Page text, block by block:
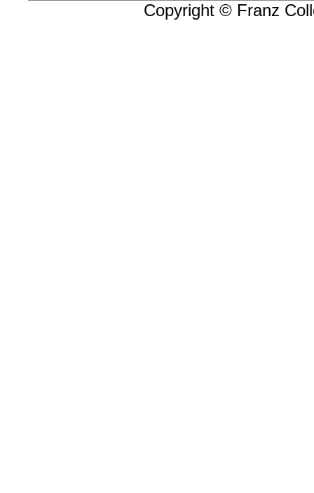
Copyright © Franz